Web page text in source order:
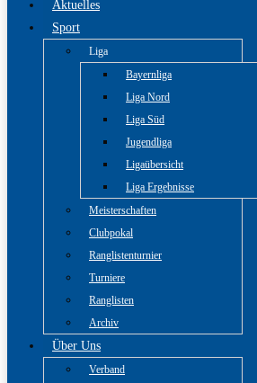
Aktuelles
Sport
Liga
Bayernliga
Liga Nord
Liga Süd
Jugendliga
Ligaübersicht
Liga Ergebnisse
Meisterschaften
Clubpokal
Ranglistenturnier
Turniere
Ranglisten
Archiv
Über Uns
Verband